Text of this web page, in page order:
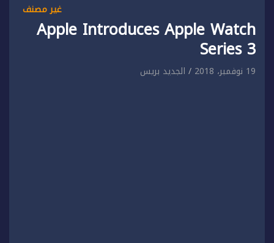
غير مصنف
Apple Introduces Apple Watch
Series 3
19 نوفمبر، 2018 الجديد بريس